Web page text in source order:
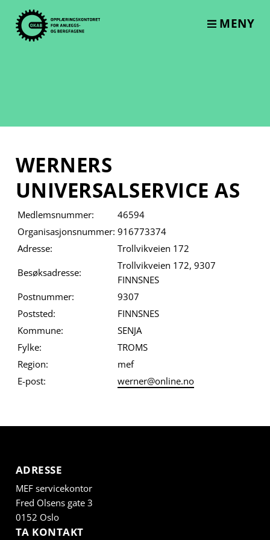
content
MENY
WERNERS
UNIVERSALSERVICE AS
Medlemsnummer:
46594
Organisasjonsnummer: 916773374
Adresse:
Trollvikveien 172
Besøksadresse:
Trollvikveien 172, 9307
FINNSNES
Postnummer:
9307
Poststed:
FINNSNES
Kommune:
SENJA
Fylke:
TROMS
Region:
mef
E-post:
werner@online.no
ADRESSE
MEF servicekontor
Fred Olsens gate 3
0152 Oslo
TA KONTAKT